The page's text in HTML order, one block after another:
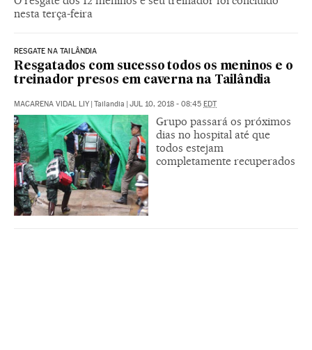
nesta terça-feira
RESGATE NA TAILÂNDIA
Resgatados com sucesso todos os meninos e o
treinador presos em caverna na Tailândia
MACARENA VIDAL LIY | Tailandia | JUL 10, 2018 - 08:45 EDT
Grupo passará os próximos
dias no hospital até que
todos estejam
completamente recuperados